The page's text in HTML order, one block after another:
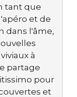
tant que
et de
dans l'âme,
à
partage
pour
et